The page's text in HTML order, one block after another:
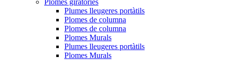
Plomes giratòries
Plumes lleugeres portàtils
Plomes de columna
Plomes de columna
Plomes Murals
Plumes lleugeres portàtils
Plomes Murals